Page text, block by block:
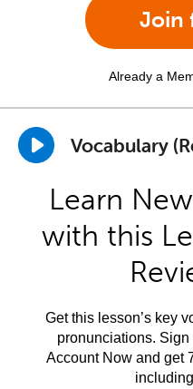
Join
Already a
Vocabulary
Learn
with this
Get this lesson’s key
pronunciations.
Account Now and get